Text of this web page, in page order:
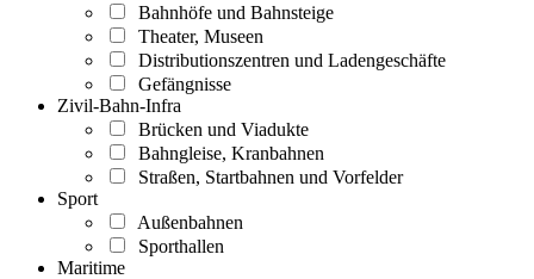
Bahnhöfe und Bahnsteige
Theater, Museen
Distributionszentren und Ladengeschäfte
Gefängnisse
Zivil-Bahn-Infra
Brücken und Viadukte
Bahngleise, Kranbahnen
Straßen, Startbahnen und Vorfelder
Sport
Außenbahnen
Sporthallen
Maritime